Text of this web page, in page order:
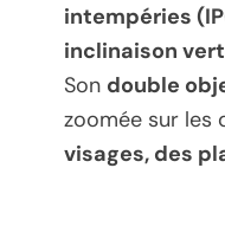
intempéries
inclinaison
Son double
zoomée sur les
visages, des